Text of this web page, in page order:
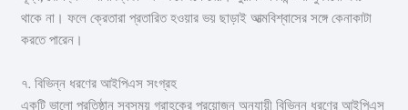
থাকে না। ফলে ক্রেতারা প্রতারিত হওয়ার ভয় ছাড়াই আত্মবিশ্বাসের সঙ্গে কেনাকাটা
করতে পারেন।
৭. বিভিন্ন ধরণের আইপিএস সংগ্রহ
একটি ভালো প্রতিষ্ঠান সবসময় গ্রাহকের প্রয়োজন অনুযায়ী বিভিন্ন ধরণের আইপিএস